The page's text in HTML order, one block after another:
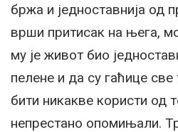
бржа и једноставнија од
врши притисак на њега,
му је живот био
пелене и да су гаћице
бити никакве користи од
непрестано опомињали.